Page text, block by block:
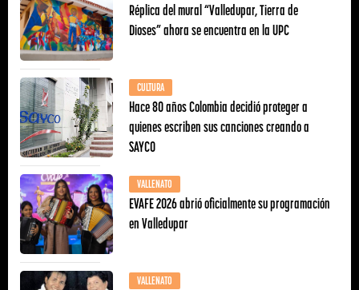
Réplica del mural “Valledupar, Tierra de
Dioses” ahora se encuentra en la UPC
CULTURA
Hace 80 años Colombia decidió proteger a
quienes escriben sus canciones creando a
SAYCO
VALLENATO
EVAFE 2026 abrió oficialmente su programación
en Valledupar
VALLENATO